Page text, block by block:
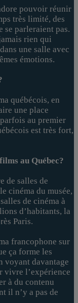
pouvoir réunir
très limité, des
se parleraient pas.
rien qui
une salle avec
émotions.
québécois, en
une place
au premier
est très fort,
au Québec?
de salles de
cinéma du musée,
de cinéma à
d’habitants, la
Paris.
francophone sur
ça forme les
voyant davantage
vivre l’expérience
à du contenu
il n’y a pas de